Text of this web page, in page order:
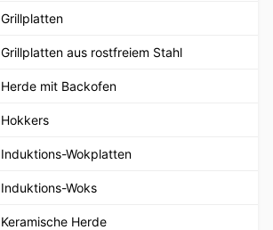
Grillplatten
Grillplatten aus rostfreiem Stahl
Herde mit Backofen
Hokkers
Induktions-Wokplatten
Induktions-Woks
Keramische Herde